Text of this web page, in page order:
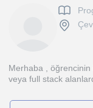
Merhaba ,
veya full stack